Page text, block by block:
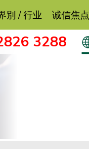
別 / 行业 诚信焦点
3288